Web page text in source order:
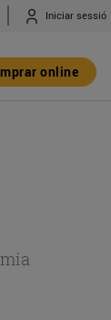
Iniciar sessió
online